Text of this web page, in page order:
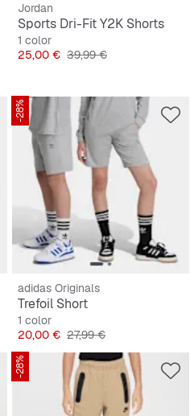
Jordan
Sports Dri-Fit Y2K Shorts
1 color
Precio
25,00 € Precio original
39,99 €
-28%
adidas Originals
Trefoil Short
1 color
Precio
20,00 € Precio original
27,99 €
-28%